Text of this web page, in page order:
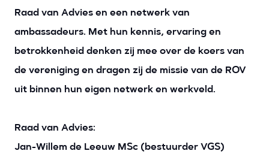
Raad van Advies en een netwerk van
ambassadeurs. Met hun kennis, ervaring en
betrokkenheid denken zij mee over de koers van
de vereniging en dragen zij de missie van de ROV
uit binnen hun eigen netwerk en werkveld.
Raad van Advies:
Jan-Willem de Leeuw MSc (bestuurder VGS)